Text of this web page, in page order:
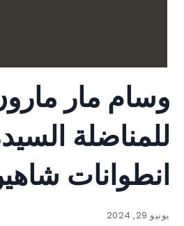
وسام مار
للمناضلة
انطوانات
يونيو 29, 2024